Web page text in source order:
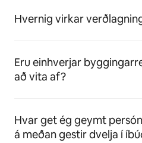
Hvernig virkar
Eru einhverjar
að vita af?
Hvar get ég geymt
á meðan gestir dvelja í